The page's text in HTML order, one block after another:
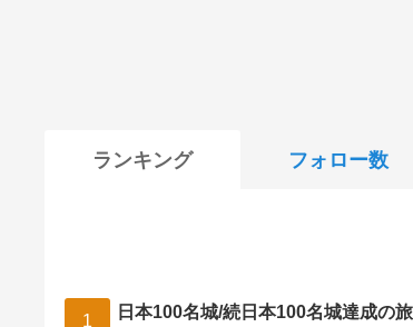
ランキング フォロー数
1 日本100名城/続日本100名城達成の旅